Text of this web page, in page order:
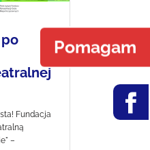
Pomagam
Fundacja
–